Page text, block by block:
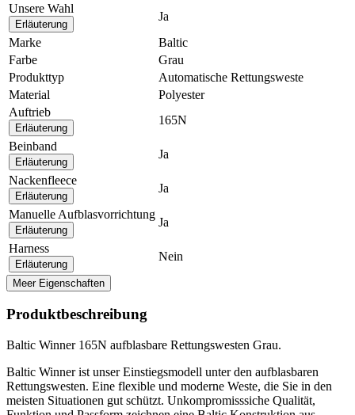
Unsere Wahl
Erläuterung
Ja
Marke
Baltic
Farbe
Grau
Produkttyp
Automatische Rettungsweste
Material
Polyester
Auftrieb
Erläuterung
165N
Beinband
Erläuterung
Ja
Nackenfleece
Erläuterung
Ja
Manuelle Aufblasvorrichtung
Erläuterung
Ja
Harness
Erläuterung
Nein
Meer Eigenschaften
Produktbeschreibung
Baltic Winner 165N aufblasbare Rettungswesten Grau.
Baltic Winner ist unser Einstiegsmodell unter den aufblasbaren
Rettungswesten. Eine flexible und moderne Weste, die Sie in den
meisten Situationen gut schützt. Unkompromisssiche Qualität,